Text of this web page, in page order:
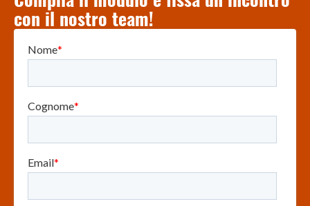
con il nostro team!